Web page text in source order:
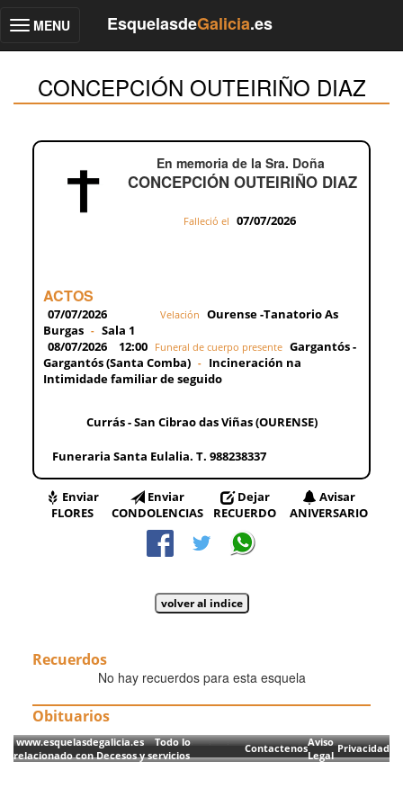
Toggle
MENU EsquelasdeGalicia.es
CONCEPCIÓN OUTEIRIÑO DIAZ
En memoria de la Sra. Doña
CONCEPCIÓN OUTEIRIÑO DIAZ
Falleció el 07/07/2026
ACTOS
07/07/2026 Velación Ourense -Tanatorio As
Burgas - Sala 1
08/07/2026
12:00 Funeral de cuerpo presente Gargantós -
Gargantós (Santa Comba) - Incineración na
Intimidade familiar de seguido
Currás - San Cibrao das Viñas (OURENSE)
Funeraria Santa Eulalia. T. 988238337
Enviar
FLORES
Enviar
CONDOLENCIAS
Dejar
RECUERDO
Avisar
ANIVERSARIO
Recuerdos
No hay recuerdos para esta esquela
Obituarios
www.esquelasdegalicia.es Todo lo
relacionado con Decesos y servicios
ContactenosAviso
Legal
Privacidad